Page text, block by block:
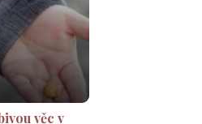
věc v